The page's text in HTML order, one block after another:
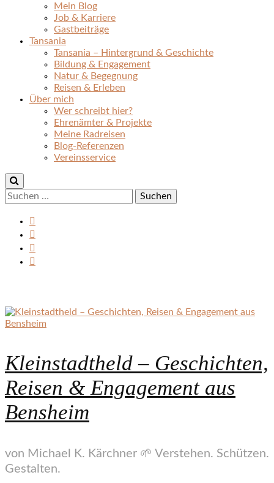
Mein Blog
Job & Karriere
Gastbeiträge
Tansania
Tansania – Hintergrund & Geschichte
Bildung & Engagement
Natur & Begegnung
Reisen & Erleben
Über mich
Wer schreibt hier?
Ehrenämter & Projekte
Meine Radreisen
Blog-Referenzen
Vereinsservice
Suchen
nach:
Kleinstadtheld – Geschichten,
Reisen & Engagement aus
Bensheim
von Michael K. Kärchner 🌱 Verstehen. Schützen.
Gestalten.